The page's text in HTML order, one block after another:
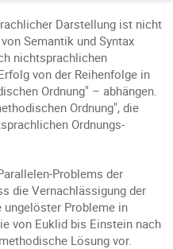
Darstellung ist nicht
Semantik und Syntax
nichtsprachlichen
von der Reihenfolge in
Ordnung" – abhängen.
Ordnung", die
Ordnungs-
Problems der
die Vernachlässigung der
ungelöster Probleme in
von Euklid bis Einstein nach
Lösung vor.